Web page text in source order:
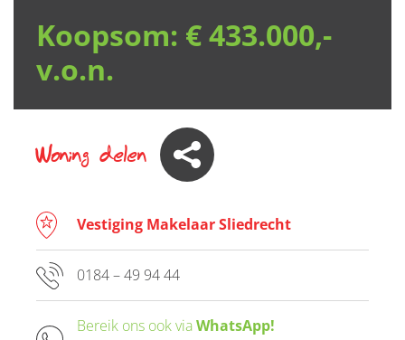
Koopsom: € 433.000,-
v.o.n.
Woning delen
Vestiging Makelaar Sliedrecht
0184 – 49 94 44
Bereik ons ook viaWhatsApp!